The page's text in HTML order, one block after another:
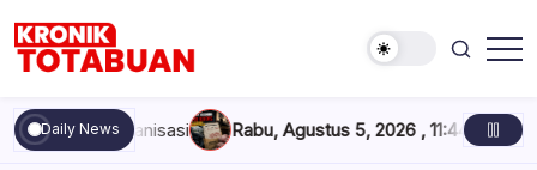
content
Totabuan
hari
ini
Kronik
Daily NewsRabu, Agustus 5, 2026 , 11:44 AMAnak Kadis